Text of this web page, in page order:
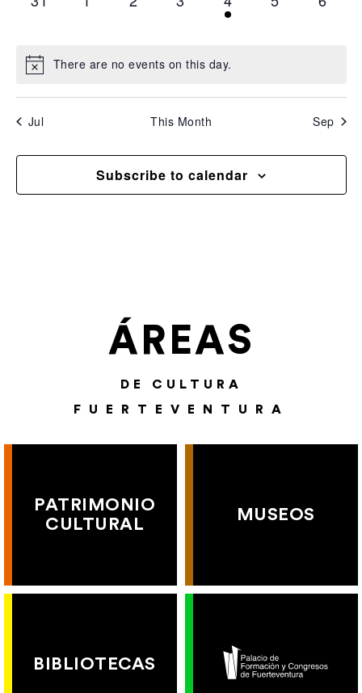
There are no events on this day.
Jul This Month Sep
Subscribe to calendar
ÁREAS
DE CULTURA
FUERTEVENTURA
PATRIMONIO
CULTURAL
MUSEOS
BIBLIOTECAS